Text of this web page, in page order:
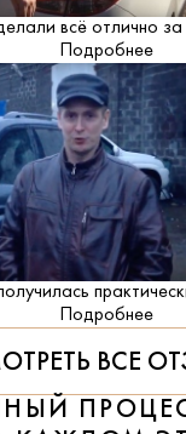
всё отлично
Подробнее
Подробнее
ВСЕ